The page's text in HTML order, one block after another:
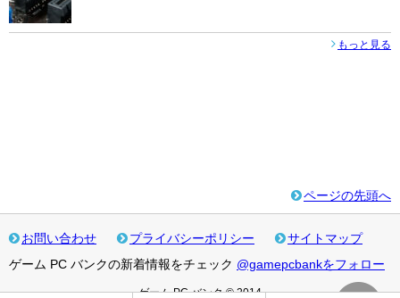
もっと見る
ページの先頭へ
お問い合わせ プライバシーポリシー
サイトマップ
ゲーム PC バンクの新着情報をチェック @gamepcbankをフォロー
ゲーム PC バンク © 2014